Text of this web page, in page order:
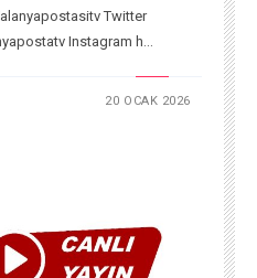
Twitter
Instagram h...
20 OCAK 2026